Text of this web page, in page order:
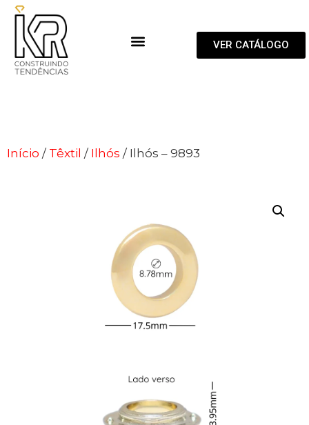
VER CATÁLOGO
Início / Têxtil / Ilhós / Ilhós – 9893